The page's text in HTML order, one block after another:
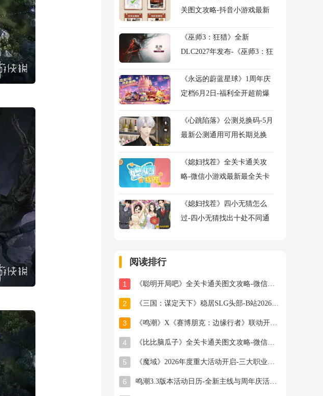
关图文攻略-抖音小游戏最新
《巫师3：狂猎》全新
DLC2027年发布-《巫师3：狂
《永远的蔚蓝星球》1周年庆
定档6月2日-福利全开超前爆
《心跳陷落》公测兑换码-5月
最新公测通用可用长期兑换
《媳妇找茬》全关卡通关攻
略-微信小游戏最新最全关卡
《媳妇找茬》四小无猜怎么
过-四小无猜找出十处不同通
阅读排行
1 《聪明开局吧》全关卡通关图文攻略-微信小游戏最新最全关卡通关图文攻略
2 《三国：谋定天下》稳居SLG头部-B站2026年游戏新作计划曝光
3 《鸣潮》X《赛博朋克：边缘行者》联动开启-全新角色与副本揭秘
4 《比比脑瓜子》全关卡通关图文攻略-微信小游戏最新最全关卡通关图文攻略
5 《魔域》2026年度重大活动开启-三大职业新专精技能曝光
6 鸣潮3.3版本活动日历-全新主线与周年庆活动详解